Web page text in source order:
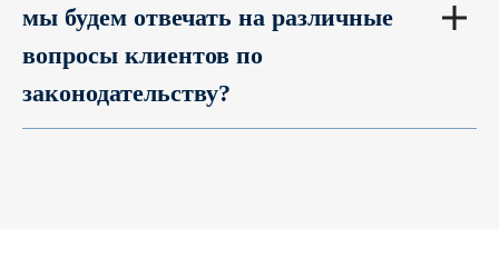
мы будем отвечать на различные
вопросы клиентов по
законодательству?